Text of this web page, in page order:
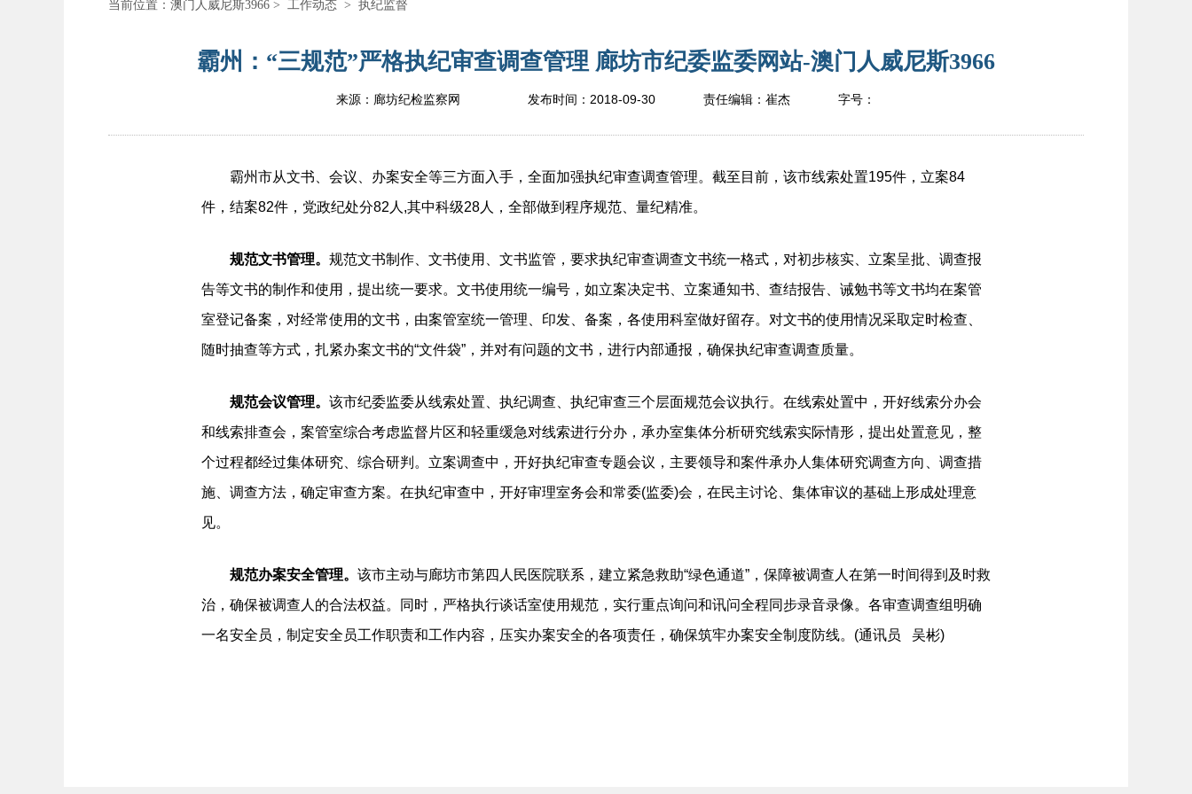
当前位置： 澳门人威尼斯3966 > 工作动态 > 执纪监督
霸州：“三规范”严格执纪审查调查管理 廊坊市纪委监委网站-澳门人威尼斯3966
来源：廊坊纪检监察网 发布时间： 2018-09-30 责任编辑： 崔杰 字号：
霸州市从文书、会议、办案安全等三方面入手，全面加强执纪审查调查管理。截至目前，该市线索处置195件，立案84
件，结案82件，党政纪处分82人,其中科级28人，全部做到程序规范、量纪精准。
规范文书管理。 规范文书制作、文书使用、文书监管，要求执纪审查调查文书统一格式，对初步核实、立案呈批、调查报
告等文书的制作和使用，提出统一要求。文书使用统一编号，如立案决定书、立案通知书、查结报告、诫勉书等文书均在案管
室登记备案，对经常使用的文书，由案管室统一管理、印发、备案，各使用科室做好留存。对文书的使用情况采取定时检查、
随时抽查等方式，扎紧办案文书的“文件袋”，并对有问题的文书，进行内部通报，确保执纪审查调查质量。
规范会议管理。 该市纪委监委从线索处置、执纪调查、执纪审查三个层面规范会议执行。在线索处置中，开好线索分办会
和线索排查会，案管室综合考虑监督片区和轻重缓急对线索进行分办，承办室集体分析研究线索实际情形，提出处置意见，整
个过程都经过集体研究、综合研判。立案调查中，开好执纪审查专题会议，主要领导和案件承办人集体研究调查方向、调查措
施、调查方法，确定审查方案。在执纪审查中，开好审理室务会和常委(监委)会，在民主讨论、集体审议的基础上形成处理意
见。
规范办案安全管理。 该市主动与廊坊市第四人民医院联系，建立紧急救助“绿色通道”，保障被调查人在第一时间得到及时救
治，确保被调查人的合法权益。同时，严格执行谈话室使用规范，实行重点询问和讯问全程同步录音录像。各审查调查组明确
一名安全员，制定安全员工作职责和工作内容，压实办案安全的各项责任，确保筑牢办案安全制度防线。(通讯员 吴彬)